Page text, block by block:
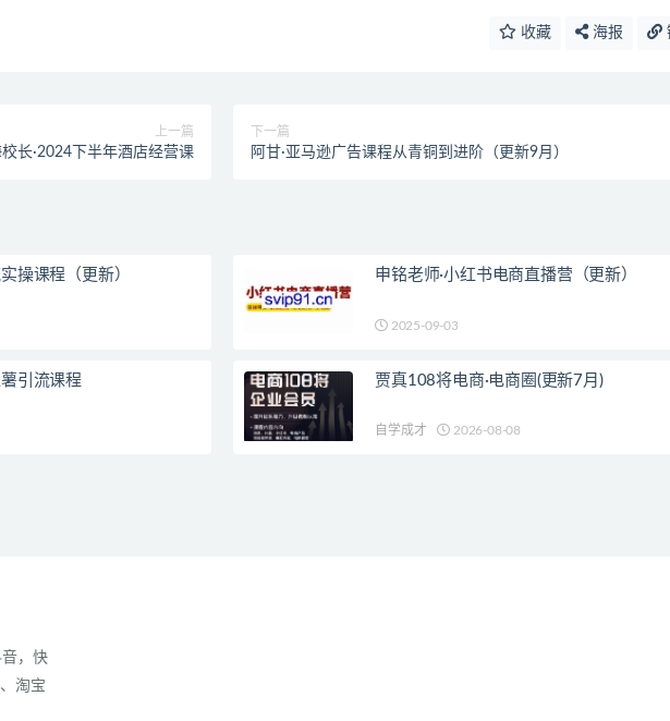
收藏 海报
上一篇
长·2024下半年酒店经营课
下一篇
阿甘·亚马逊广告课程从青铜到进阶（更新9月）
操课程（更新） 申铭老师·小红书电商直播营（更新）
2025-09-03
引流课程 贾真108将电商·电商圈(更新7月)
自学成才 2026-08-08
，快
淘宝